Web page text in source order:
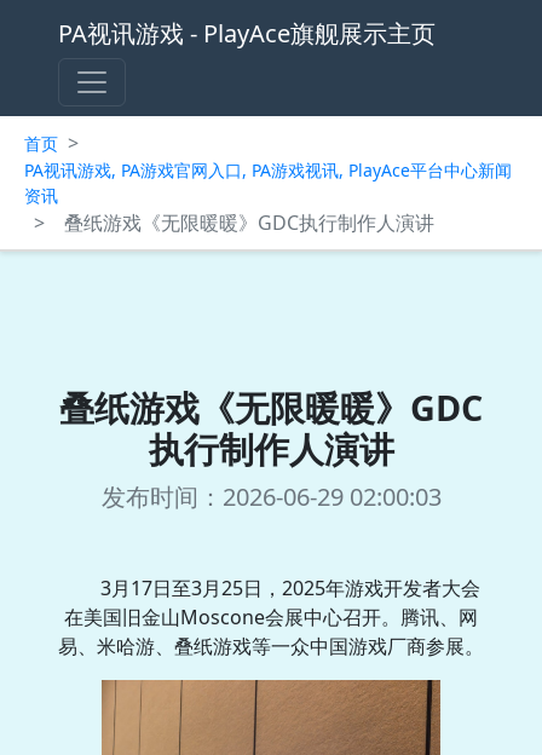
PA视讯游戏 - PlayAce旗舰展示主页
首页 >
PA视讯游戏, PA游戏官网入口, PA游戏视讯, PlayAce平台中心新闻
资讯
> 叠纸游戏《无限暖暖》GDC执行制作人演讲
叠纸游戏《无限暖暖》GDC
执行制作人演讲
发布时间：2026-06-29 02:00:03
3月17日至3月25日，2025年游戏开发者大会
在美国旧金山Moscone会展中心召开。腾讯、网
易、米哈游、叠纸游戏等一众中国游戏厂商参展。